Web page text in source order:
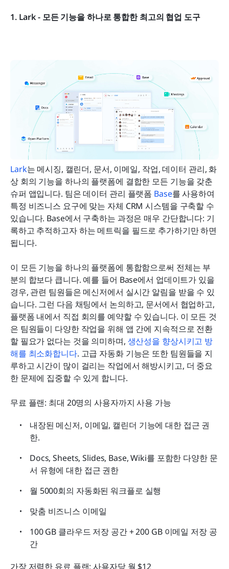
1. Lark - 모든 기능을 하나로 통합한 최고의 협업 도구
Lark는 메시징, 캘린더, 문서, 이메일, 작업, 데이터 관리, 화
상 회의 기능을 하나의 플랫폼에 결합한 모든 기능을 갖춘
슈퍼 앱입니다. 팀은 데이터 관리 플랫폼 Base를 사용하여
특정 비즈니스 요구에 맞는 자체 CRM 시스템을 구축할 수
있습니다. Base에서 구축하는 과정은 매우 간단합니다: 기
록하고 추적하고자 하는 메트릭을 필드로 추가하기만 하면
됩니다.
이 모든 기능을 하나의 플랫폼에 통합함으로써 전체는 부
분의 합보다 큽니다. 예를 들어 Base에서 업데이트가 있을
경우, 관련 팀원들은 메신저에서 실시간 알림을 받을 수 있
습니다. 그런 다음 채팅에서 논의하고, 문서에서 협업하고,
플랫폼 내에서 직접 회의를 예약할 수 있습니다. 이 모든 것
은 팀원들이 다양한 작업을 위해 앱 간에 지속적으로 전환
할 필요가 없다는 것을 의미하며, 생산성을 향상시키고 방
해를 최소화합니다. 고급 자동화 기능은 또한 팀원들을 지
루하고 시간이 많이 걸리는 작업에서 해방시키고, 더 중요
한 문제에 집중할 수 있게 합니다.
무료 플랜: 최대 20명의 사용자까지 사용 가능
내장된 메신저, 이메일, 캘린더 기능에 대한 접근 권
한.
Docs, Sheets, Slides, Base, Wiki를 포함한 다양한 문
서 유형에 대한 접근 권한
월 5000회의 자동화된 워크플로 실행
맞춤 비즈니스 이메일
100 GB 클라우드 저장 공간 + 200 GB 이메일 저장 공
간
가장 저렴한 유료 플랜: 사용자당 월 $12